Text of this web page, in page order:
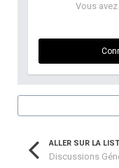
Vous
ALLER SUR LA
Discussions